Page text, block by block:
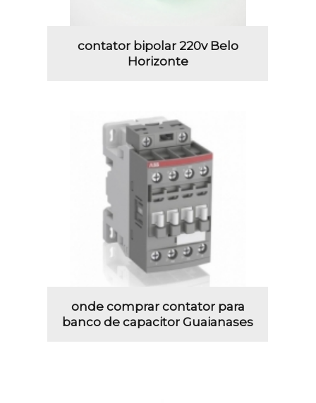
contator bipolar 220v Belo
Horizonte
onde comprar contator para
banco de capacitor Guaianases